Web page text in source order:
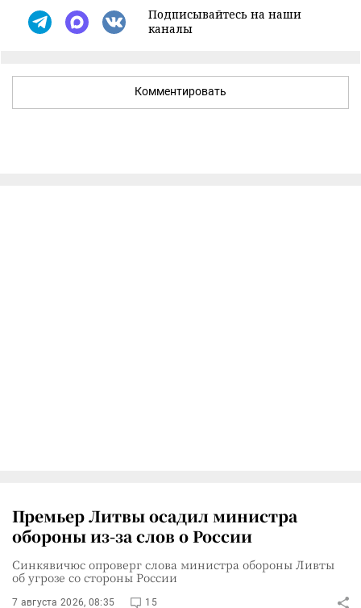
Подписывайтесь на наши
каналы
Комментировать
Премьер Литвы осадил министра
обороны из-за слов о России
Синкявичюс опроверг слова министра обороны Ливты
об угрозе со стороны России
7 августа 2026, 08:35 15